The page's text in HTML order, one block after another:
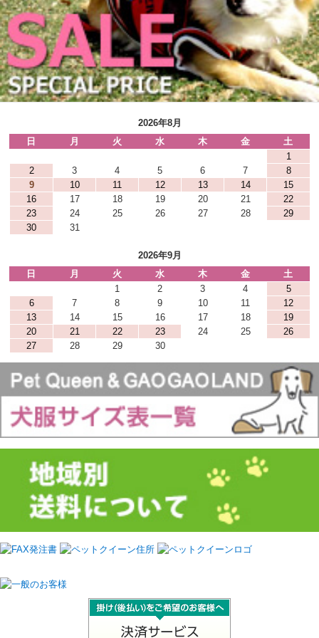
2026年8月
日
月 火 水 木 金
土
1
2
3 4 5 6 7
8
9
10 11 12 13 14
15
16
17 18 19 20 21
22
23
24 25 26 27 28
29
30
31
2026年9月
日
月 火 水 木 金
土
1
2 3 4
5
6
7 8 9 10 11
12
13
14 15 16 17 18
19
20
21 22 23 24 25
26
27
28 29 30